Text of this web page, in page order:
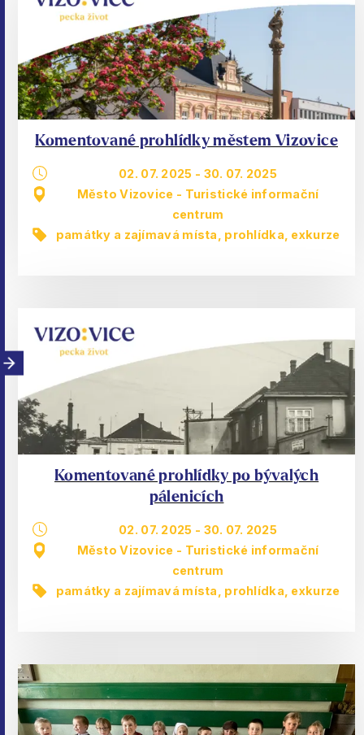
Komentované prohlídky městem Vizovice
02. 07. 2025 - 30. 07. 2025
Město Vizovice - Turistické informační
centrum
památky a zajímavá místa
prohlídka, exkurze
Komentované prohlídky po bývalých
pálenicích
02. 07. 2025 - 30. 07. 2025
Město Vizovice - Turistické informační
centrum
památky a zajímavá místa
prohlídka, exkurze